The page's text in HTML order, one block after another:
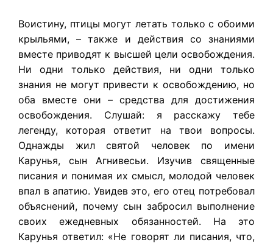
Воистину, птицы могут летать только с обоими
крыльями, – также и действия со знаниями
вместе приводят к высшей цели освобождения.
Ни одни только действия, ни одни только
знания не могут привести к освобождению, но
оба вместе они – средства для достижения
освобождения. Слушай: я расскажу тебе
легенду, которая ответит на твои вопросы.
Однажды жил святой человек по имени
Карунья, сын Агнивесьи. Изучив священные
писания и понимая их смысл, молодой человек
впал в апатию. Увидев это, его отец потребовал
объяснений, почему сын забросил выполнение
своих ежедневных обязанностей. На это
Карунья ответил: «Не говорят ли писания, что,